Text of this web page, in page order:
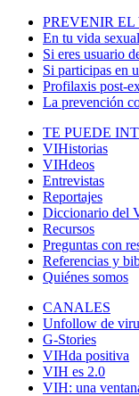
PREVENIR EL
En tu vida sexual
Si eres usuario
Si participas en
Profilaxis post-
La prevención
TE PUEDE
VIHistorias
VIHdeos
Entrevistas
Reportajes
Diccionario del
Recursos
Preguntas con
Referencias y
Quiénes somos
CANALES
Unfollow de
G-Stories
VIHda positiva
VIH es 2.0
VIH: una